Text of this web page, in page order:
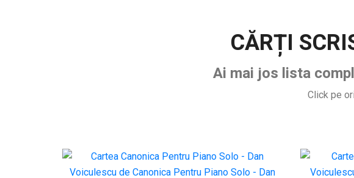
CĂRȚI
Ai mai jos lista
Click pe